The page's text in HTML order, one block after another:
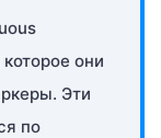
они
Эти
по